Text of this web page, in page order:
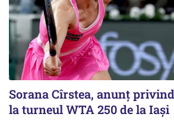
Sorana Cîrstea, anunț
la turneul WTA 250 de la Iași